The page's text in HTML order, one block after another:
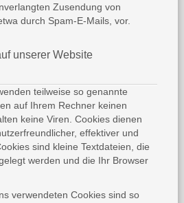
Zusendung von
durch Spam-E-Mails, vor.
unserer Website
teilweise so genannte
auf Ihrem Rechner keinen
keine Viren. Cookies dienen
effektiver und
sind kleine Textdateien, die
werden und die Ihr Browser
verwendeten Cookies sind so